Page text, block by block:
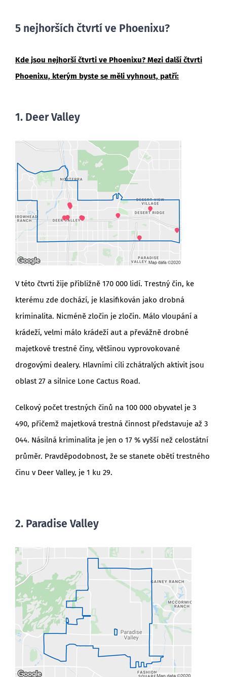
5 nejhorších čtvrtí ve Phoenixu?
Kde jsou nejhorší čtvrti ve Phoenixu? Mezi další čtvrti
Phoenixu, kterým byste se měli vyhnout, patří:
1. Deer Valley
V této čtvrti žije přibližně 170 000 lidí. Trestný čin, ke
kterému zde dochází, je klasifikován jako drobná
kriminalita. Nicméně zločin je zločin. Málo vloupání a
krádeží, velmi málo krádeží aut a převážně drobné
majetkové trestné činy, většinou vyprovokované
drogovými dealery. Hlavními cíli zchátralých aktivit jsou
oblast 27 a silnice Lone Cactus Road.
Celkový počet trestných činů na 100 000 obyvatel je 3
490, přičemž majetková trestná činnost představuje až 3
044. Násilná kriminalita je jen o 17 % vyšší než celostátní
průměr. Pravděpodobnost, že se stanete obětí trestného
činu v Deer Valley, je 1 ku 29.
2. Paradise Valley